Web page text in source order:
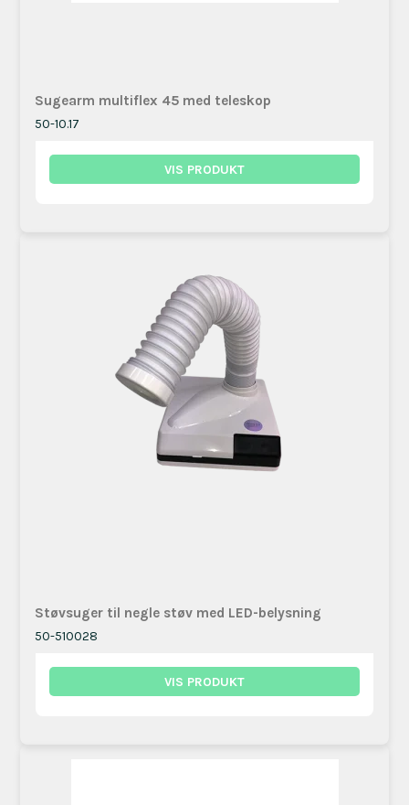
Sugearm multiflex 45 med teleskop
50-10.17
VIS PRODUKT
Støvsuger til negle støv med LED-belysning
50-510028
VIS PRODUKT